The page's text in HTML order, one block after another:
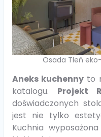
Osada Tleń
Aneks kuchenny to
katalogu. Projekt
doświadczonych
jest nie tylko
Kuchnia